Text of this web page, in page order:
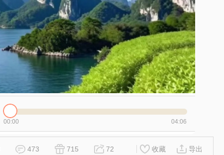
00:00 04:06
473 715 72 收藏 导出